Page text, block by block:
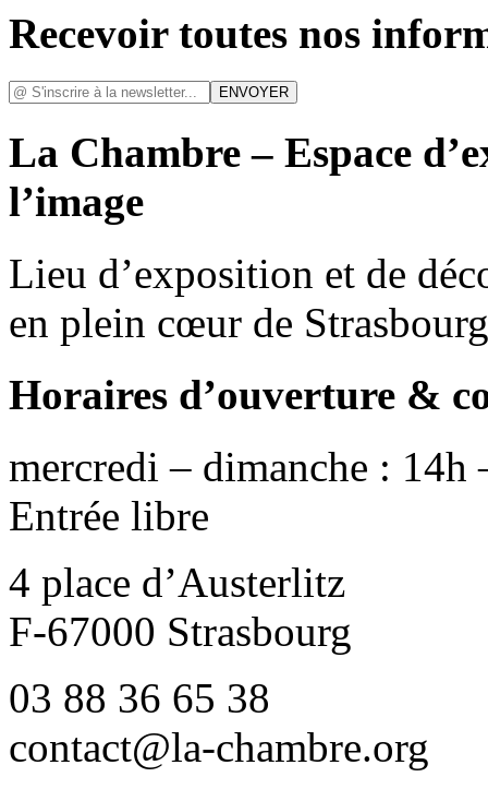
Recevoir toutes nos
La Chambre – Espace
l’image
Lieu d’exposition et de
en plein cœur de Strasbourg
Horaires d’ouverture &
mercredi – dimanche : 14h
Entrée libre
4 place d’Austerlitz
F-67000 Strasbourg
03 88 36 65 38
contact@la-chambre.org